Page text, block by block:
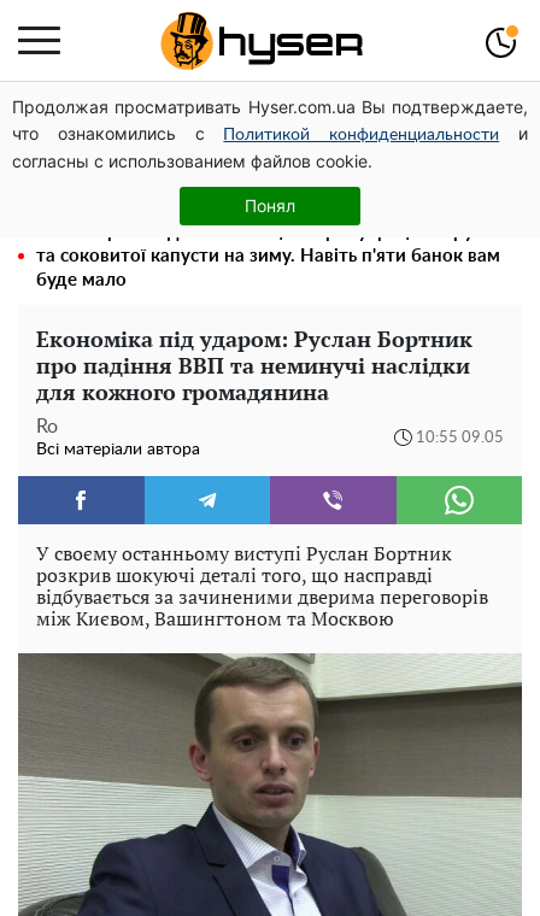
Продолжая просматривать Hyser.com.ua Вы подтверждаете,
что ознакомились с
Политикой конфиденциальности
и
согласны с использованием файлов cookie.
Понял
Олена Тополя злив відео – це далеко не все: фронтмен
"Антитіла" Тарас Тополя став наступним
Як учасник бойових дій може оформити пільгу на
оплату комунальних послуг: інструкція
та соковитої капусти на зиму. Навіть п'яти банок вам
буде мало
Економіка під ударом: Руслан Бортник
про падіння ВВП та неминучі наслідки
для кожного громадянина
Ro
Всі матеріали автора
10:55 09.05
У своєму останньому виступі Руслан Бортник
розкрив шокуючі деталі того, що насправді
відбувається за зачиненими дверима переговорів
між Києвом, Вашингтоном та Москвою